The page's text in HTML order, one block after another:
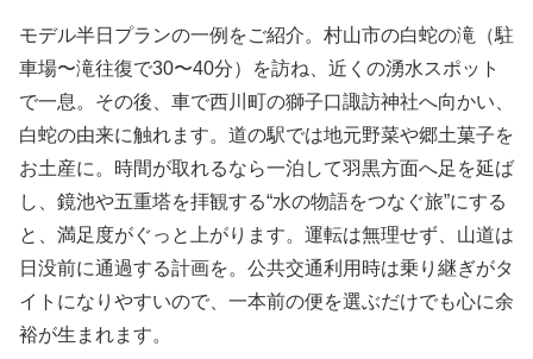
モデル半日プランの一例をご紹介。村山市の白蛇の滝（駐
車場〜滝往復で30〜40分）を訪ね、近くの湧水スポット
で一息。その後、車で西川町の獅子口諏訪神社へ向かい、
白蛇の由来に触れます。道の駅では地元野菜や郷土菓子を
お土産に。時間が取れるなら一泊して羽黒方面へ足を延ば
し、鏡池や五重塔を拝観する“水の物語をつなぐ旅”にする
と、満足度がぐっと上がります。運転は無理せず、山道は
日没前に通過する計画を。公共交通利用時は乗り継ぎがタ
イトになりやすいので、一本前の便を選ぶだけでも心に余
裕が生まれます。